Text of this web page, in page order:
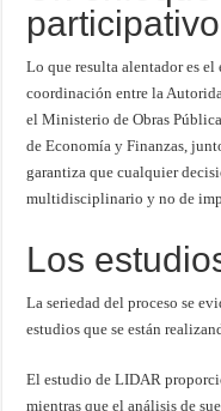
participativo
Lo que resulta alentador es
coordinación entre la
el Ministerio de Obras
de Economía y Finanzas,
garantiza que cualquier
multidisciplinario y no de
Los
La seriedad del proceso se
estudios que se están
El estudio de LIDAR
mientras que el análisis de